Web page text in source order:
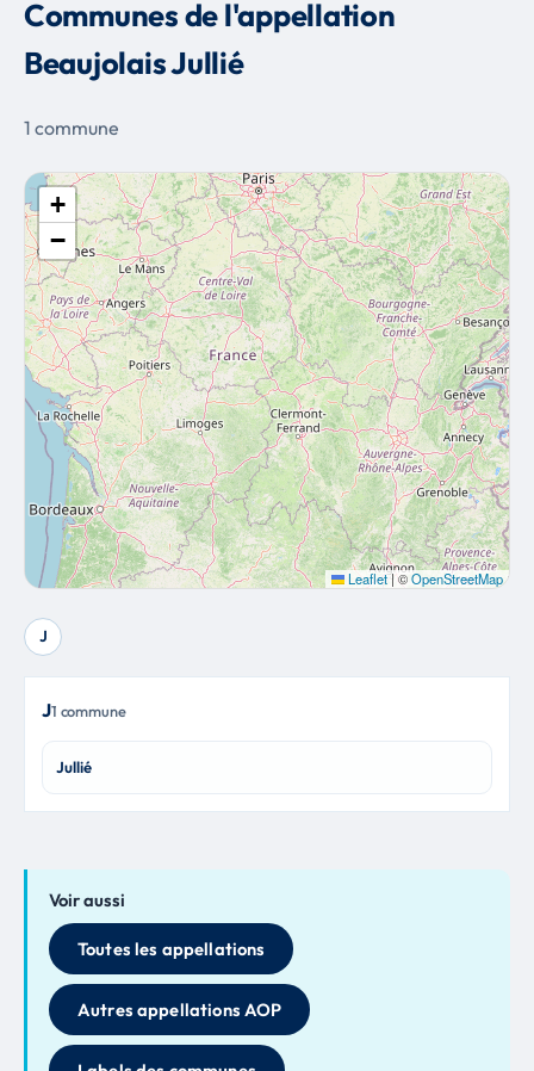
Communes de l'appellation
Beaujolais Jullié
1 commune
+
−
Leaflet| ©OpenStreetMap
J
J1 commune
Jullié
Voir aussi
Toutes les appellations
Autres appellations AOP